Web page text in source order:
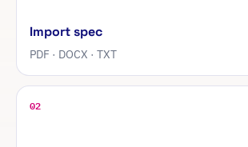
Import spec
PDF · DOCX · TXT
02